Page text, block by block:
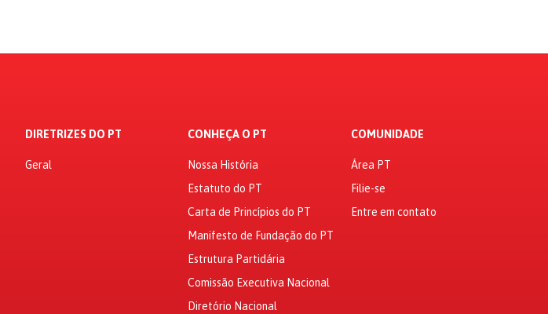
DIRETRIZES DO PT
Geral
CONHEÇA O PT
Nossa História
Estatuto do PT
Carta de Princípios do PT
Manifesto de Fundação do PT
Estrutura Partidária
Comissão Executiva Nacional
Diretório Nacional
COMUNIDADE
Área PT
Filie-se
Entre em contato